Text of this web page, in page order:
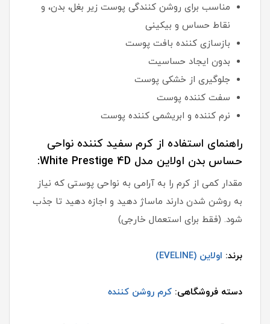
مناسب برای روشن کنندگی پوست زیر بغل، بدن، و
نقاط حساس و بیکینی
بازسازی کننده بافت پوست
بدون ایجاد حساسیت
جلوگیری از خشکی پوست
سفت کننده پوست
نرم کننده و ابریشمی کننده پوست
راهنمای استفاده از کرم سفید کننده نواحی
حساس بدن اولاین مدل White Prestige 4D:
مقدار کمی از کرم را به آرامی به نواحی پوستی که نیاز
به روشن شدن دارند ماساژ دهید و اجازه دهید تا جذب
شود. (فقط برای استعمال خارجی)
برند: اولاین (EVELINE)
دسته فروشگاهی: کرم روشن کننده